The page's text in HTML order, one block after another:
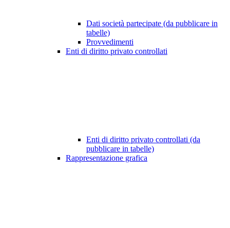
Dati società partecipate (da pubblicare in
tabelle)
Provvedimenti
Enti di diritto privato controllati
Enti di diritto privato controllati (da
pubblicare in tabelle)
Rappresentazione grafica